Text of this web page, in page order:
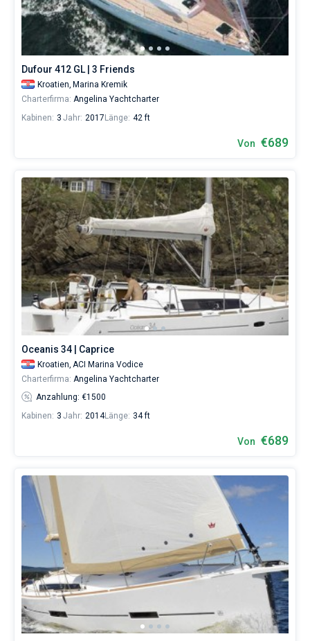
Dufour 412 GL | 3 Friends
Kroatien, Marina Kremik
Charterfirma: Angelina Yachtcharter
Kabinen: 3 Jahr: 2017 Länge: 42 ft
Von €689
Oceanis 34 | Caprice
Kroatien, ACI Marina Vodice
Charterfirma: Angelina Yachtcharter
Anzahlung: €1500
Kabinen: 3 Jahr: 2014Länge: 34 ft
Von €689